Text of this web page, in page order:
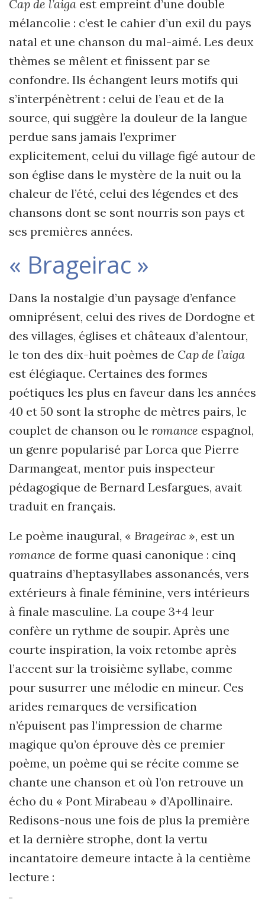
Cap de l’aiga est empreint d’une double
mélancolie : c’est le cahier d’un exil du pays
natal et une chanson du mal-aimé. Les deux
thèmes se mêlent et finissent par se
confondre. Ils échangent leurs motifs qui
s’interpénètrent : celui de l’eau et de la
source, qui suggère la douleur de la langue
perdue sans jamais l’exprimer
explicitement, celui du village figé autour de
son église dans le mystère de la nuit ou la
chaleur de l’été, celui des légendes et des
chansons dont se sont nourris son pays et
ses premières années.
« Brageirac »
Dans la nostalgie d’un paysage d’enfance
omniprésent, celui des rives de Dordogne et
des villages, églises et châteaux d’alentour,
le ton des dix-huit poèmes de Cap de l’aiga
est élégiaque. Certaines des formes
poétiques les plus en faveur dans les années
40 et 50 sont la strophe de mètres pairs, le
couplet de chanson ou le romance espagnol,
un genre popularisé par Lorca que Pierre
Darmangeat, mentor puis inspecteur
pédagogique de Bernard Lesfargues, avait
traduit en français.
Le poème inaugural, « Brageirac », est un
romance de forme quasi canonique : cinq
quatrains d’heptasyllabes assonancés, vers
extérieurs à finale féminine, vers intérieurs
à finale masculine. La coupe 3+4 leur
confère un rythme de soupir. Après une
courte inspiration, la voix retombe après
l’accent sur la troisième syllabe, comme
pour susurrer une mélodie en mineur. Ces
arides remarques de versification
n’épuisent pas l’impression de charme
magique qu’on éprouve dès ce premier
poème, un poème qui se récite comme se
chante une chanson et où l’on retrouve un
écho du « Pont Mirabeau » d’Apollinaire.
Redisons-nous une fois de plus la première
et la dernière strophe, dont la vertu
incantatoire demeure intacte à la centième
lecture :